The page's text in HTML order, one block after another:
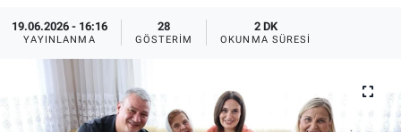
19.06.2026 - 16:16
YAYINLANMA
28
GÖSTERIM
2 DK
OKUNMA SÜRESI